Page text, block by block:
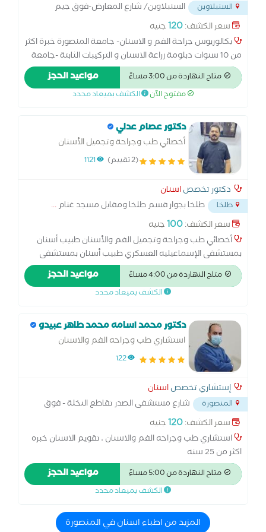
السنبلاوين
السنبلاوين/ شارع المعارض-فوق جيم
ابوفندي الجديد بعد مطعم تشيكن فاكتور
سعر الكشف:120جنيه
بكالوريوس جراحة الفم و الاسنان- جامعة المنصورة خبرة اكثر
من 10 سنوات دبلومة زراعة الاسنان و التركيبات الثابتة -جامعة
القاهرة عضو الجمعية الامريكية لتجميل و تقويم الاسنان عصو
الجمعية المصرية لزراعة الاسنان كورس الحشو التجميلي بالليزر
كورس علاج عصب الاسنان و الجذور عضو الجمعية المصرية
خاصة للاطفال)
متاح النهاردة من 3:00 مساءً مواعيد الحجز
مفتوح الآن الكشف بميعاد محدد
دكتور عصام عدلي
أخصائي طب وجراحة وتجميل الأسنان
(2 تقييم) 1121
دكتور تخصصاسنان
طلخا طلخا بجوار قسم طلخا ومقابل مسجد غنام...
سعر الكشف:100جنيه
أخصائي طب وجراحة وتجميل الفم والأسنان طبيب أسنان
بمستشفى الإسماعيليه العسكري طبيب أسنان بمستشفى
نبروه المركزي خبره 8 سنوات في جميع معالجات الأسنان الفرع
التاني لعيادة د عصام عدلي متميزون في تركيبات الأسنان
التجميليه والحشوات التجميليه والمعالجات
متاح النهاردة من 4:00 مساءً مواعيد الحجز
الكشف بميعاد محدد
دكتور محمد اسامه محمد طاهر عبيدو
استشاري طب وجراحه الفم والاسنان
122
إستشاري تخصصاسنان
المنصورة
شارع مستشفى الصدر تقاطع النخلة - فوق
صيدليه د مسعد...
سعر الكشف:120جنيه
استشاري طب وجراحه الفم والاسنان ، تقويم الاسنان خبره
اكثر من 25 سنه
متاح النهاردة من 5:00 مساءً مواعيد الحجز
الكشف بميعاد محدد
المزيد من اطباء اسنان في المنصورة